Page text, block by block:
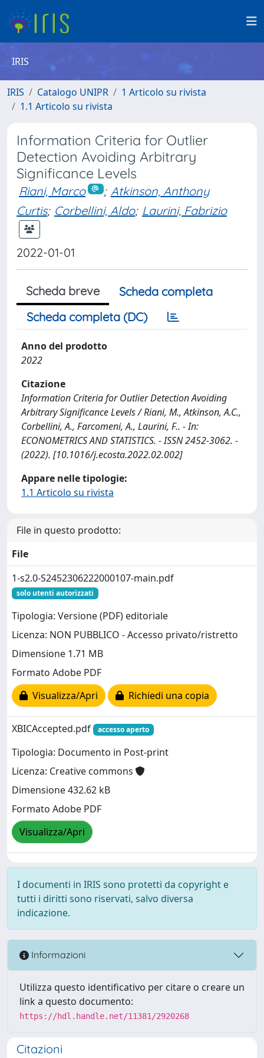
IRIS
IRIS Catalogo UNIPR
1 Articolo su rivista
1.1 Articolo su rivista
Information Criteria for Outlier
Detection Avoiding Arbitrary
Significance Levels
Riani, Marco ; Atkinson, Anthony
Curtis; Corbellini, Aldo; Laurini, Fabrizio
2022-01-01
Scheda breve
Scheda completa
Scheda completa (DC)
Anno del prodotto
2022
Citazione
Information Criteria for Outlier Detection Avoiding
Arbitrary Significance Levels / Riani, M., Atkinson, A.C.,
Corbellini, A., Farcomeni, A., Laurini, F.. - In:
ECONOMETRICS AND STATISTICS. - ISSN 2452-3062. -
(2022). [10.1016/j.ecosta.2022.02.002]
Appare nelle tipologie:
1.1 Articolo su rivista
File in questo prodotto:
File
1-s2.0-S2452306222000107-main.pdf
solo utenti autorizzati
Tipologia: Versione (PDF) editoriale
Licenza: NON PUBBLICO - Accesso privato/ristretto
Dimensione 1.71 MB
Formato Adobe PDF
Visualizza/Apri
Richiedi una copia
XBICAccepted.pdf accesso aperto
Tipologia: Documento in Post-print
Licenza: Creative commons
Dimensione 432.62 kB
Formato Adobe PDF
Visualizza/Apri
I documenti in IRIS sono protetti da copyright e
tutti i diritti sono riservati, salvo diversa
indicazione.
Informazioni
Utilizza questo identificativo per citare o creare un
link a questo documento:
https://hdl.handle.net/11381/2920268
Citazioni